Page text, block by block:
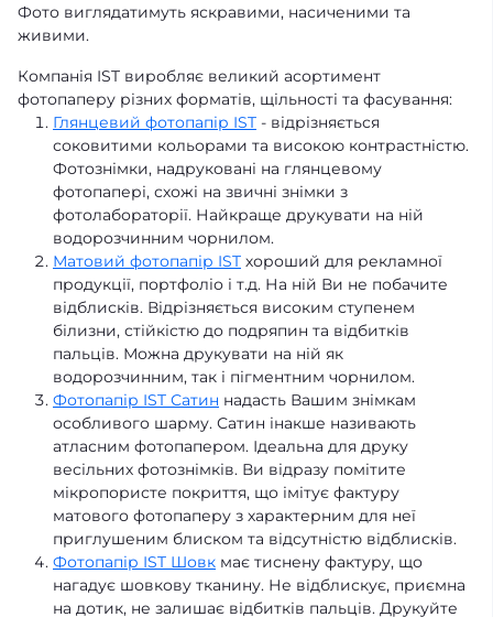
Фото виглядатимуть яскравими, насиченими та
живими.
Компанія IST виробляє великий асортимент
фотопаперу різних форматів, щільності та фасування:
Глянцевий фотопапір IST - відрізняється
соковитими кольорами та високою контрастністю.
Фотознімки, надруковані на глянцевому
фотопапері, схожі на звичні знімки з
фотолабораторії. Найкраще друкувати на ній
водорозчинним чорнилом.
Матовий фотопапір IST хороший для рекламної
продукції, портфоліо і т.д. На ній Ви не побачите
відблисків. Відрізняється високим ступенем
білизни, стійкістю до подряпин та відбитків
пальців. Можна друкувати на ній як
водорозчинним, так і пігментним чорнилом.
Фотопапір IST Сатин надасть Вашим знімкам
особливого шарму. Сатин інакше називають
атласним фотопапером. Ідеальна для друку
весільних фотознімків. Ви відразу помітите
мікропористе покриття, що імітує фактуру
матового фотопаперу з характерним для неї
приглушеним блиском та відсутністю відблисків.
Фотопапір IST Шовк має тиснену фактуру, що
нагадує шовкову тканину. Не відблискує, приємна
на дотик, не залишає відбитків пальців. Друкуйте